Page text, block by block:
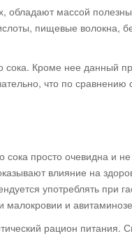
обладают массой
пищевые волокна,
сока. Кроме нее данный
что по сравнению
сока просто очевидна и
влияние на
употреблять при
малокровии и
рацион питания.